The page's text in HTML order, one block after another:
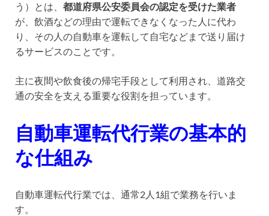
う）とは、 都道府県公安委員会の認定を受けた業者
が、飲酒などの理由で運転できなくなった人に代わ
り、その人の自動車を運転して自宅などまで送り届け
るサービスのことです。
主に夜間や飲食後の帰宅手段として利用され、道路交
通の安全を支える重要な役割を担っています。
自動車運転代行業の基本的
な仕組み
自動車運転代行業では、通常2人1組で業務を行いま
す。